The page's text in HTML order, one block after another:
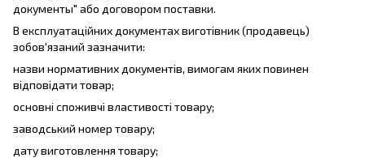
документы" або договором поставки.
В експлуатаційних документах виготівник (продавець)
зобов'язаний зазначити:
назви нормативних документів, вимогам яких повинен
відповідати товар;
основні споживчі властивості товару;
заводський номер товару;
дату виготовлення товару;